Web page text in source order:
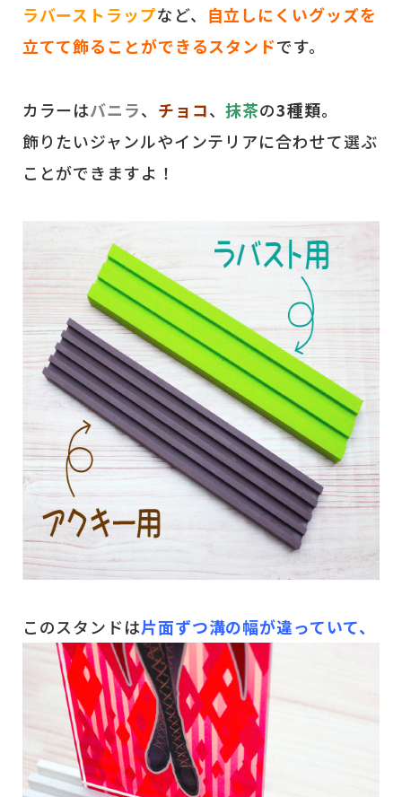
ラバーストラップなど、 自立しにくいグッズを
立てて飾ることができるスタンドです。
カラーはバニラ、 チョコ、抹茶の3種類。
飾りたいジャンルやインテリアに合わせて選ぶ
ことができますよ！
このスタンドは片面ずつ溝の幅が違っていて、